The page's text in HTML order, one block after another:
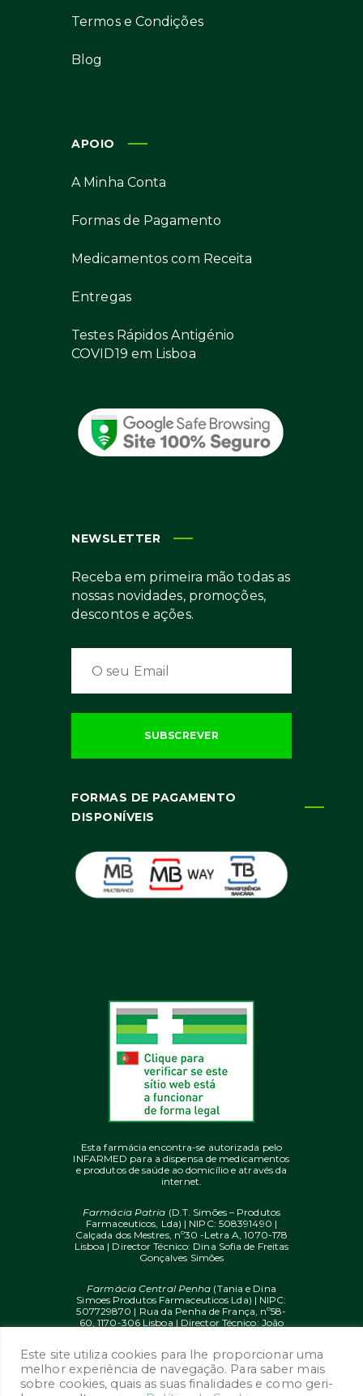
Termos e Condições
Blog
APOIO
A Minha Conta
Formas de Pagamento
Medicamentos com Receita
Entregas
Testes Rápidos Antigénio
COVID19 em Lisboa
NEWSLETTER
Receba em primeira mão todas as
nossas novidades, promoções,
descontos e ações.
FORMAS DE PAGAMENTO
DISPONÍVEIS
Esta farmácia encontra-se autorizada pelo
INFARMED para a dispensa de medicamentos
e produtos de saúde ao domicílio e através da
internet.
Farmácia Patria (D.T. Simões – Produtos
Farmaceuticos, Lda) | NIPC: 508391490 |
Calçada dos Mestres, nº30 -Letra A, 1070-178
Lisboa | Director Técnico: Dina Sofia de Freitas
Gonçalves Simões
Farmácia Central Penha (Tania e Dina
Simoes Produtos Farmaceuticos Lda) | NIPC:
507729870 | Rua da Penha de França, nº58-
60, 1170-306 Lisboa | Director Técnico: João
© 2020 farmaciaon.pt | Design and
Development: iupi.agencyby Dual Up
Consulting Group
Este site utiliza cookies para lhe proporcionar uma
melhor experiência de navegação. Para saber mais
sobre cookies, quais as suas finalidades e como geri-